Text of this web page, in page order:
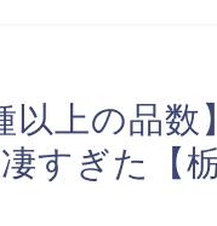
上の品数
すぎた【